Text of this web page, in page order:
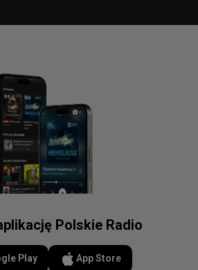
Polskie Radio
Play App Store